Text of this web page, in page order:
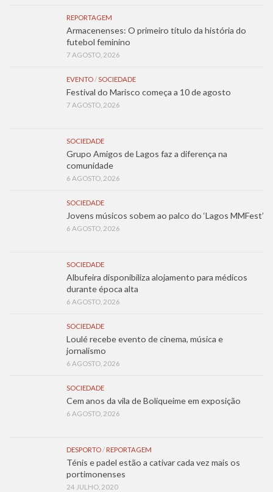
REPORTAGEM
Armacenenses: O primeiro título da história do
futebol feminino
7 AGOSTO, 2026
EVENTO / SOCIEDADE
Festival do Marisco começa a 10 de agosto
7 AGOSTO, 2026
SOCIEDADE
Grupo Amigos de Lagos faz a diferença na
comunidade
6 AGOSTO, 2026
SOCIEDADE
Jovens músicos sobem ao palco do ‘Lagos MMFest’
6 AGOSTO, 2026
SOCIEDADE
Albufeira disponibiliza alojamento para médicos
durante época alta
6 AGOSTO, 2026
SOCIEDADE
Loulé recebe evento de cinema, música e
jornalismo
6 AGOSTO, 2026
SOCIEDADE
Cem anos da vila de Boliqueime em exposição
6 AGOSTO, 2026
DESPORTO / REPORTAGEM
Ténis e padel estão a cativar cada vez mais os
portimonenses
24 JULHO, 2020